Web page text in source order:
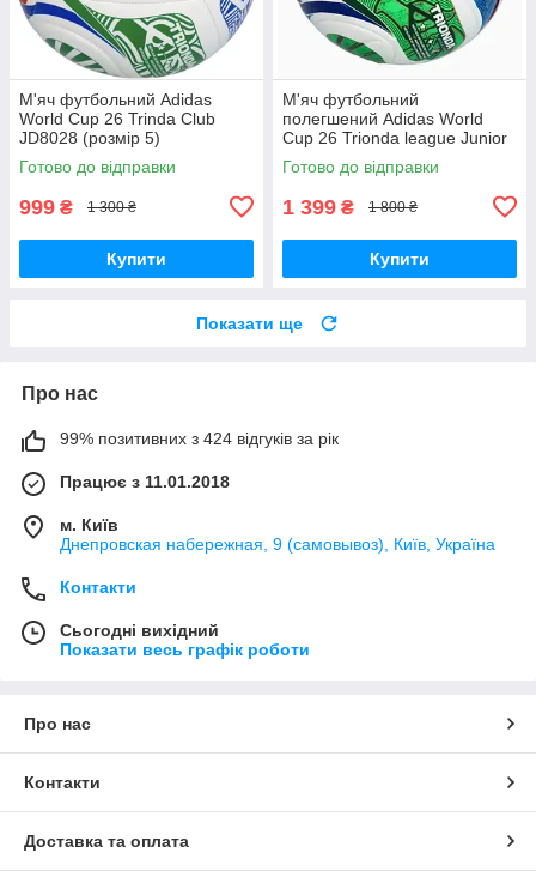
М'яч футбольний Adidas
World Cup 26 Trinda Club
JD8028 (розмір 5)
Готово до відправки
999 ₴ 1 300 ₴
Купити
М'яч футбольний
полегшений Adidas World
Cup 26 Trionda league Junior
350g JD8167 (розмір 5)
Готово до відправки
1 399 ₴ 1 800 ₴
Купити
Показати ще
Про нас
99% позитивних з 424 відгуків за рік
Працює з 11.01.2018
м. Київ
Днепровская набережная, 9 (самовывоз), Київ, Україна
Контакти
Сьогодні вихідний
Показати весь графік роботи
Про нас
Контакти
Доставка та оплата